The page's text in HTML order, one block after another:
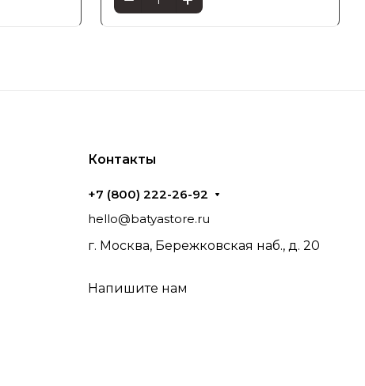
Контакты
+7 (800) 222-26-92
hello@batyastore.ru
г. Москва, Бережковская наб., д. 20
Напишите нам